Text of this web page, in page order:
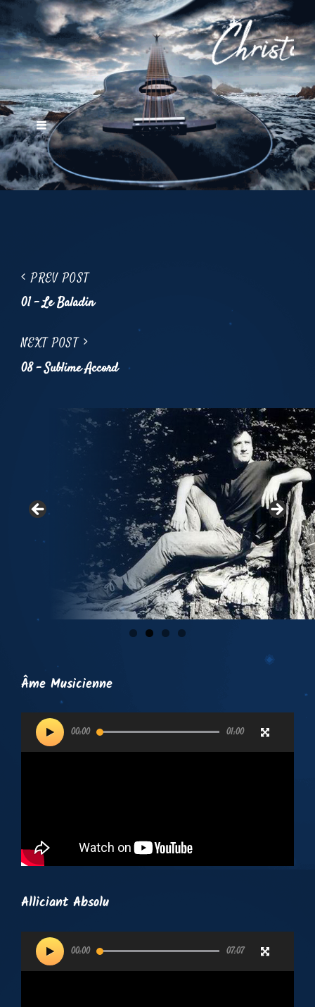
Navigation
de
Previous
Post
PREV POST
01 – Le Baladin
Next
Post
NEXT POST
08 – Sublime Accord
Âme Musicienne
Lecteur
vidéo
00:00 01:00
Alliciant Absolu
Lecteur
vidéo
00:00 07:07